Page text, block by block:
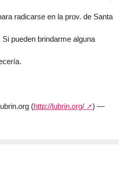
radicarse en la prov. de Santa
pueden brindarme alguna
(http://lubrin.org/ ) —